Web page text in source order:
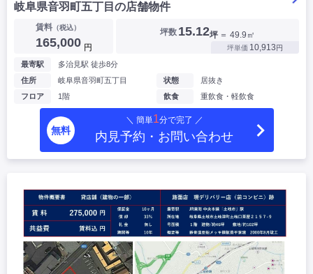
アパレル・古着屋
| コンビニ
ネットカフェ・漫画喫茶
スタジオ・ホール
こだわり条件から探す
スケルトン | 指定なし |
岐阜県音羽町五丁目の店舗物件
賃料（税込）
165,000 円
坪数 15.12坪 ＝ 49.9㎡
坪単価 10,913円
最寄駅
多治見駅 徒歩8分
住所
岐阜県音羽町五丁目
フロア
1階
状態
居抜き
飲食
重飲食・軽飲食
無料
＼ 簡単1分で完了 ／
内見予約・お問い合わせ